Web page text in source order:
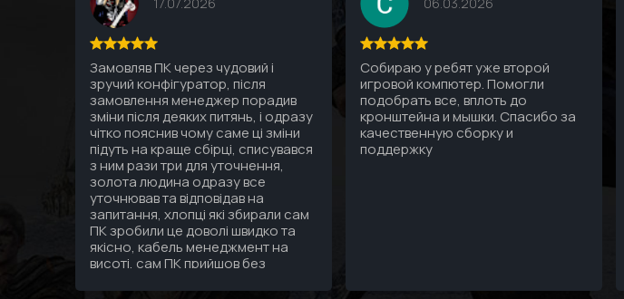
Замовляв ПК через чудовий і
зручий конфігуратор, після
замовлення менеджер порадив
зміни після деяких питянь, і одразу
чітко пояснив чому саме ці зміни
підуть на краще сбірці, списувався
з ним рази три для уточнення,
золота людина одразу все
уточнював та відповідав на
запитання, хлопці які збирали сам
ПК зробили це доволі швидко та
якісно, кабель менеджмент на
висоті, сам ПК прийшов без
Собираю у ребят уже второй
игровой компютер. Помогли
подобрать все, вплоть до
кронштейна и мышки. Спасибо за
качественную сборку и
поддержку